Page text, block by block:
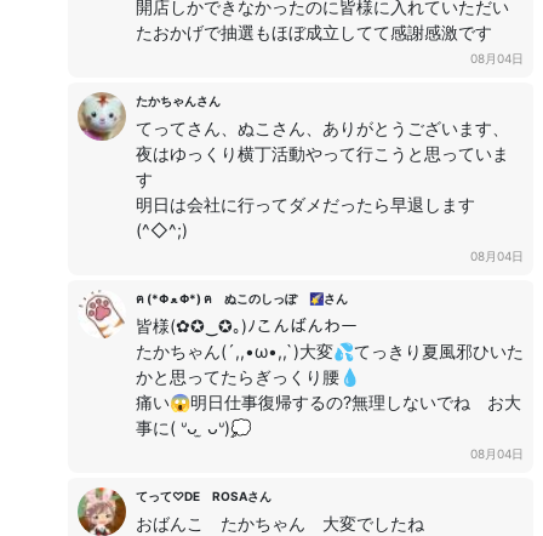
開店しかできなかったのに皆様に入れていただい
たおかげで抽選もほぼ成立してて感謝感激です
08月04日
たかちゃんさん
てってさん、ぬこさん、ありがとうございます、
夜はゆっくり横丁活動やって行こうと思っていま
す
明日は会社に行ってダメだったら早退します
(^◇^;)
08月04日
ฅ (*Φ ﻌ Φ*) ฅ ぬこのしっぽ 🌠さん
皆様(✿✪‿✪｡)ﾉこんばんわー
たかちゃん(´,,•ω•,,`)大変💦てっきり夏風邪ひいた
かと思ってたらぎっくり腰💧
痛い😱明日仕事復帰するの?無理しないでね お大
事に( ᐡᴗ ̫ ᴗᐡ)💭
08月04日
てって♡DE ROSAさん
おばんこ たかちゃん 大変でしたね